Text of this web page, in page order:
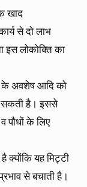
खाद
से दो लाभ
इस लोकोक्ति का
के अवशेष आदि को
है। इससे
पौधों के लिए
क्योंकि यह मिट्टी
से बचाती है।